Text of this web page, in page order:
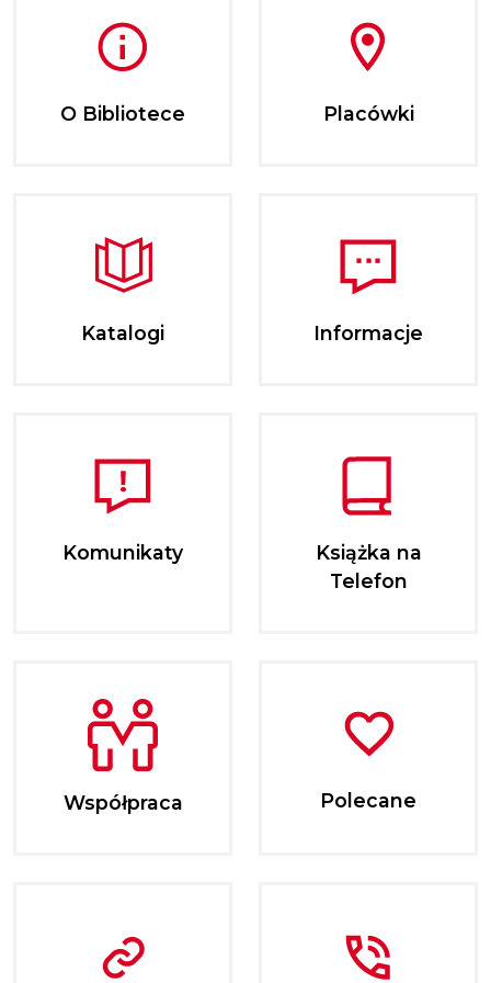
O Bibliotece Placówki
Katalogi Informacje
Komunikaty
Książka na
Telefon
Współpraca Polecane